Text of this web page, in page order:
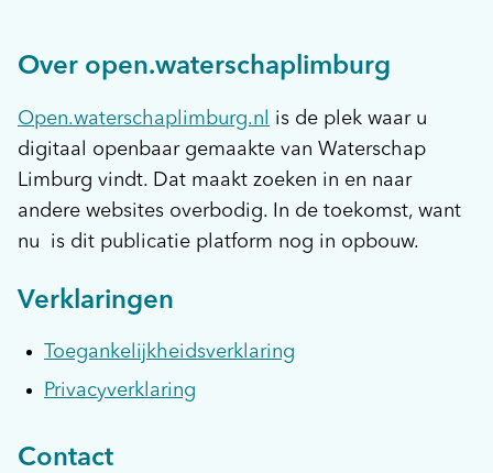
Over open.waterschaplimburg
Open.waterschaplimburg.nl
is de plek waar u
digitaal openbaar gemaakte van Waterschap
Limburg vindt. Dat maakt zoeken in en naar
andere websites overbodig. In de toekomst, want
nu is dit publicatie platform nog in opbouw.
Verklaringen
Toegankelijkheidsverklaring
Privacyverklaring
Contact